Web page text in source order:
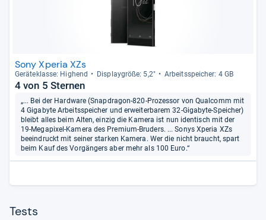
Sony Xperia XZs
Gerä­te­klasse: Hig­hend Dis­play­größe: 5,2" Arbeitsspei­cher: 4 GB
4 von 5 Sternen
„... Bei der Hardware (Snapdragon-820-Prozessor von Qualcomm mit
4 Gigabyte Arbeitsspeicher und erweiterbarem 32-Gigabyte-Speicher)
bleibt alles beim Alten, einzig die Kamera ist nun identisch mit der
19-Megapixel-Kamera des Premium-Bruders. ... Sonys Xperia XZs
beeindruckt mit seiner starken Kamera. Wer die nicht braucht, spart
beim Kauf des Vorgängers aber mehr als 100 Euro.“
Tests